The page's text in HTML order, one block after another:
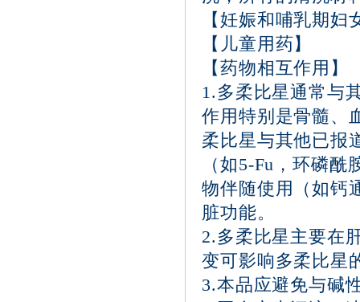
【妊娠和哺乳期
【儿童用药】
【药物相互作用】
1.多柔比星通常与
作用特别是骨髓、
柔比星与其他已报
（如5-Fu，环磷
物伴随使用（如钙
脏功能。
2.多柔比星主要在
变可影响多柔比星
3.本品应避免与碱